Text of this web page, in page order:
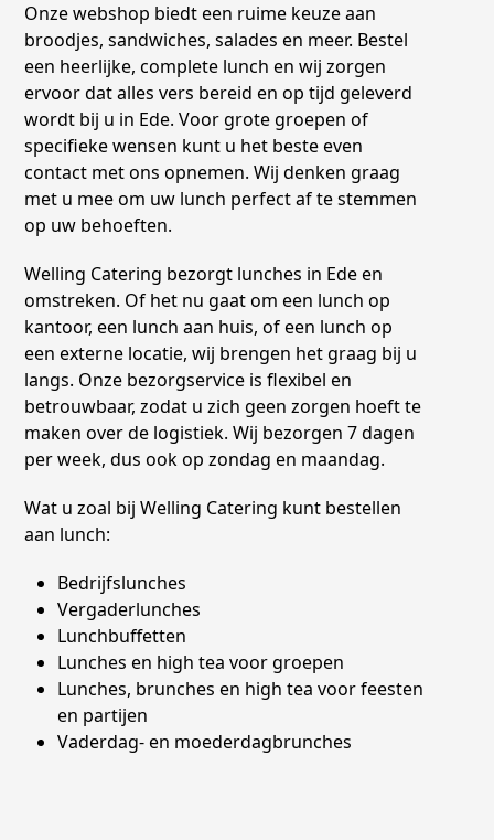
Onze webshop biedt een ruime keuze aan
broodjes, sandwiches, salades en meer. Bestel
een heerlijke, complete lunch en wij zorgen
ervoor dat alles vers bereid en op tijd geleverd
wordt bij u in Ede. Voor grote groepen of
specifieke wensen kunt u het beste even
contact met ons opnemen. Wij denken graag
met u mee om uw lunch perfect af te stemmen
op uw behoeften.
Welling Catering bezorgt lunches in Ede en
omstreken. Of het nu gaat om een lunch op
kantoor, een lunch aan huis, of een lunch op
een externe locatie, wij brengen het graag bij u
langs. Onze bezorgservice is flexibel en
betrouwbaar, zodat u zich geen zorgen hoeft te
maken over de logistiek. Wij bezorgen 7 dagen
per week, dus ook op zondag en maandag.
Wat u zoal bij Welling Catering kunt bestellen
aan lunch:
Bedrijfslunches
Vergaderlunches
Lunchbuffetten
Lunches en high tea voor groepen
Lunches, brunches en high tea voor feesten
en partijen
Vaderdag- en moederdagbrunches